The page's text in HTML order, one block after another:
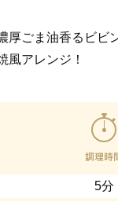
濃厚ごま油香るビビ
風アレンジ！
5分